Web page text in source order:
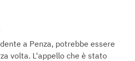
a Penza, potrebbe essere
volta. L'appello che è stato